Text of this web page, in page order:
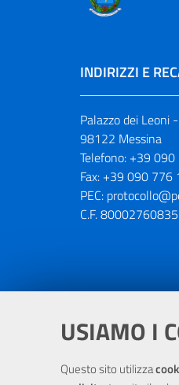
USIAMO I
Questo sito utilizza
INDIRIZZI E
Palazzo dei Leoni
98122 Messina
Telefono: +39 090
Fax: +39 090 776
PEC:
C.F. 80002760835